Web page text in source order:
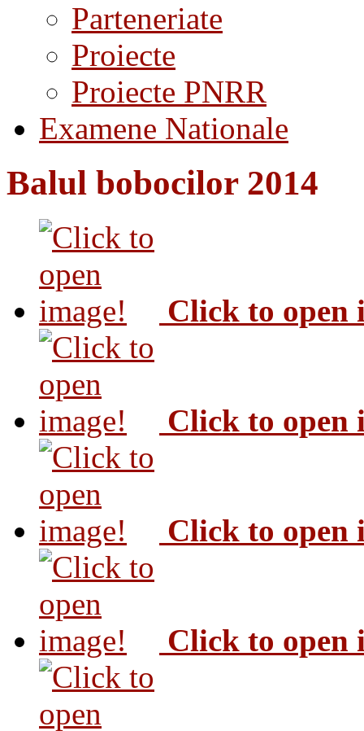
Parteneriate
Proiecte
Proiecte PNRR
Examene Nationale
Balul bobocilor 2014
Click to open
Click to open
Click to open
Click to open